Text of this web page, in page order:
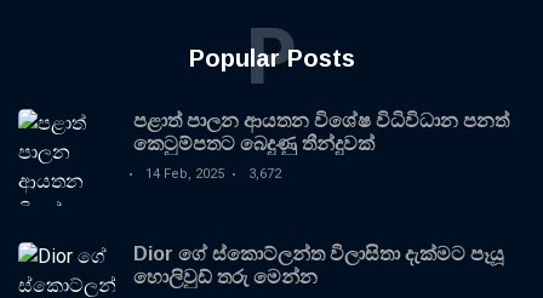
Popular Posts
P
පළාත් පාලන ආයතන විශේෂ විධිවිධාන පනත්
කෙටුම්පතට බෙදුණු තීන්දුවක්
14 Feb, 2025 3,672
Dior ගේ ස්කොට්ලන්ත විලාසිතා දැක්මට පෑයූ
හොලිවුඩ් තරු මෙන්න